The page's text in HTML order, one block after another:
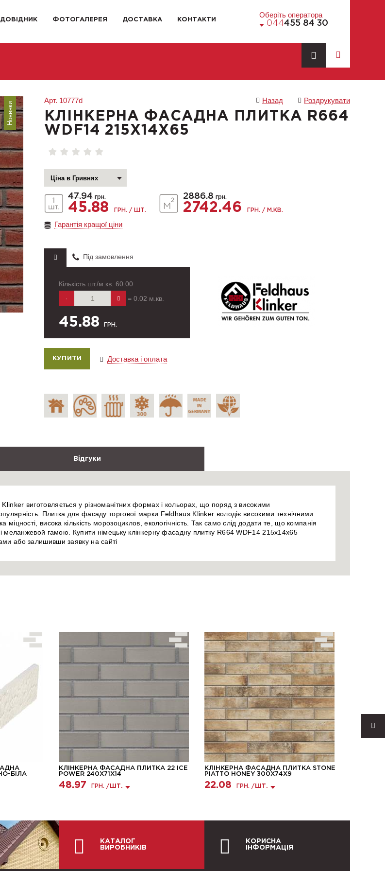
ДОВІДНИК ФОТОГАЛЕРЕЯ ДОСТАВКА КОНТАКТИ
Оберіть оператора
044455 84 30
Новинки
Арт. 10777d Назад Роздрукувати
КЛІНКЕРНА ФАСАДНА ПЛИТКА R664
WDF14 215X14X65
47.94 грн.
45.88 ГРН. / ШТ.
2886.8 грн.
2742.46 ГРН. / М.КВ.
Гарантія кращої ціни
Під замовлення
Кількість шт./м.кв. 60.00
= 0.02 м.кв.
45.88 ГРН.
Доставка і оплата
Відгуки
виготовляється у різноманітних формах і кольорах, що поряд з високими
Плитка для фасаду торгової марки Feldhaus Klinker володіє високими технічними
висока кількість морозоциклов, екологічність. Так само слід додати те, що компанія
меланжевой гамою. Купити німецьку клінкерну фасадну плитку R664 WDF14 215x14x65
або залишивши заявку на сайті
БІЛА
КЛІНКЕРНА ФАСАДНА ПЛИТКА 22 ICE
POWER 240X71X14
48.97 ГРН. / ШТ.
КЛІНКЕРНА ФАСАДНА ПЛИТКА STONE
PIATTO HONEY 300Х74Х9
22.08 ГРН. / ШТ.
КАТАЛОГ
ВИРОБНИКІВ
КОРИСНА
ІНФОРМАЦІЯ